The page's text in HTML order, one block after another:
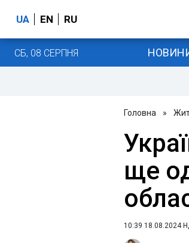
UA EN RU
СБ, 08 СЕРПНЯ
Головна »
ще
10:39 18.08.2024